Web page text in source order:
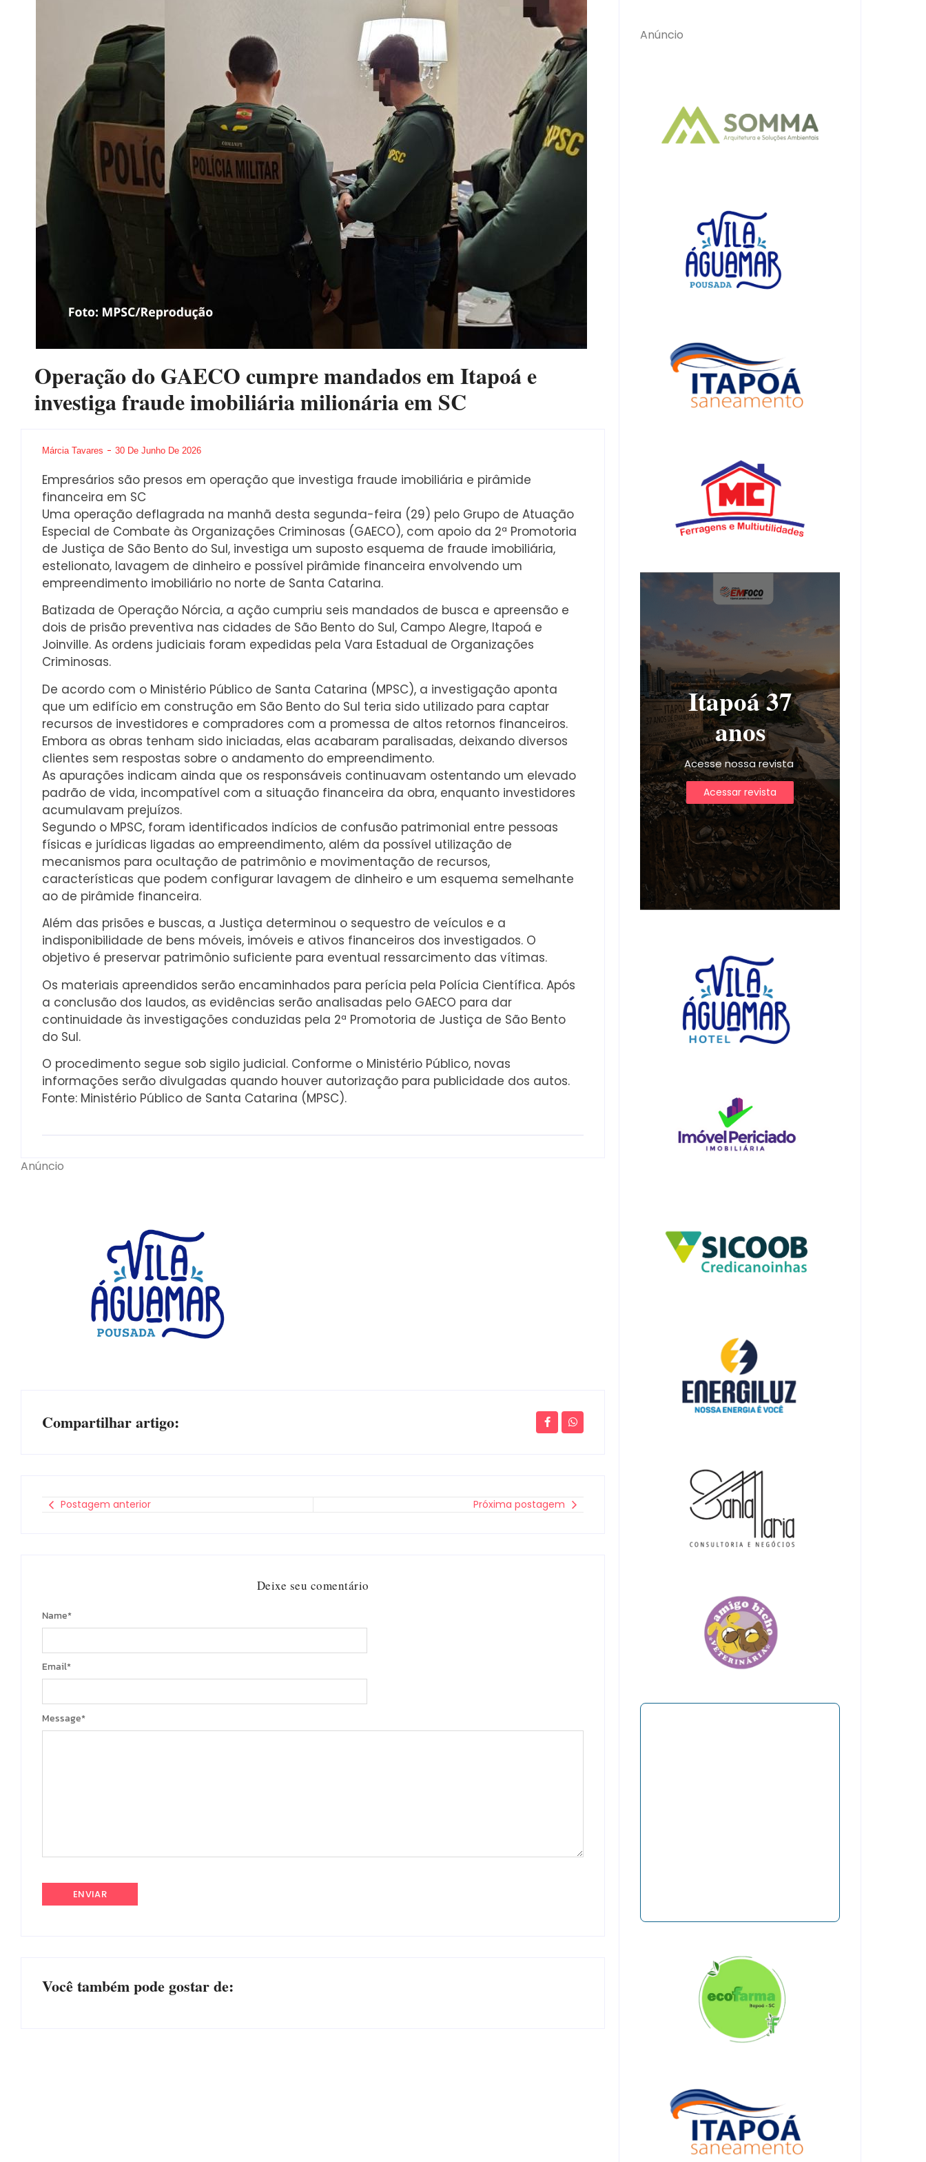
Operação do GAECO cumpre mandados em Itapoá e
investiga fraude imobiliária milionária em SC
Márcia Tavares 30 De Junho De 2026
Empresários são presos em operação que investiga fraude imobiliária e pirâmide
financeira em SC
Uma operação deflagrada na manhã desta segunda-feira (29) pelo Grupo de Atuação
Especial de Combate às Organizações Criminosas (GAECO), com apoio da 2ª Promotoria
de Justiça de São Bento do Sul, investiga um suposto esquema de fraude imobiliária,
estelionato, lavagem de dinheiro e possível pirâmide financeira envolvendo um
empreendimento imobiliário no norte de Santa Catarina.
Batizada de Operação Nórcia, a ação cumpriu seis mandados de busca e apreensão e
dois de prisão preventiva nas cidades de São Bento do Sul, Campo Alegre, Itapoá e
Joinville. As ordens judiciais foram expedidas pela Vara Estadual de Organizações
Criminosas.
De acordo com o Ministério Público de Santa Catarina (MPSC), a investigação aponta
que um edifício em construção em São Bento do Sul teria sido utilizado para captar
recursos de investidores e compradores com a promessa de altos retornos financeiros.
Embora as obras tenham sido iniciadas, elas acabaram paralisadas, deixando diversos
clientes sem respostas sobre o andamento do empreendimento.
As apurações indicam ainda que os responsáveis continuavam ostentando um elevado
padrão de vida, incompatível com a situação financeira da obra, enquanto investidores
acumulavam prejuízos.
Segundo o MPSC, foram identificados indícios de confusão patrimonial entre pessoas
físicas e jurídicas ligadas ao empreendimento, além da possível utilização de
mecanismos para ocultação de patrimônio e movimentação de recursos,
características que podem configurar lavagem de dinheiro e um esquema semelhante
ao de pirâmide financeira.
Além das prisões e buscas, a Justiça determinou o sequestro de veículos e a
indisponibilidade de bens móveis, imóveis e ativos financeiros dos investigados. O
objetivo é preservar patrimônio suficiente para eventual ressarcimento das vítimas.
Os materiais apreendidos serão encaminhados para perícia pela Polícia Científica. Após
a conclusão dos laudos, as evidências serão analisadas pelo GAECO para dar
continuidade às investigações conduzidas pela 2ª Promotoria de Justiça de São Bento
do Sul.
O procedimento segue sob sigilo judicial. Conforme o Ministério Público, novas
informações serão divulgadas quando houver autorização para publicidade dos autos.
Fonte: Ministério Público de Santa Catarina (MPSC).
Anúncio
Compartilhar artigo:
Postagem anterior Próxima postagem
Deixe seu comentário
Message*
Name*
Email*
Você também pode gostar de:
Anúncio
Itapoá 37
anos
Acesse nossa revista
Acessar revista